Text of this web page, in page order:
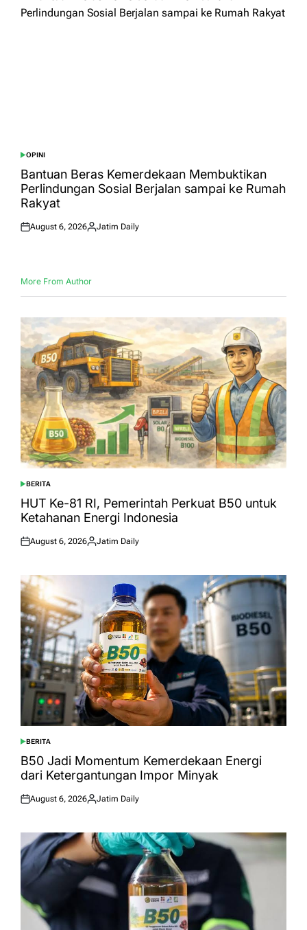
POSTED
IN
OPINI
Bantuan Beras Kemerdekaan Membuktikan
Perlindungan Sosial Berjalan sampai ke Rumah
Rakyat
Posted
August 6, 2026
Posted
Jatim Daily
More From Author
POSTED
IN
BERITA
HUT Ke-81 RI, Pemerintah Perkuat B50 untuk
Ketahanan Energi Indonesia
Posted
August 6, 2026
Posted
Jatim Daily
POSTED
IN
BERITA
B50 Jadi Momentum Kemerdekaan Energi
dari Ketergantungan Impor Minyak
Posted
August 6, 2026
Posted
Jatim Daily